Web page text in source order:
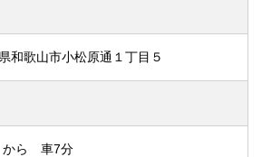
和歌山市小松原通１丁目５
ら 車7分